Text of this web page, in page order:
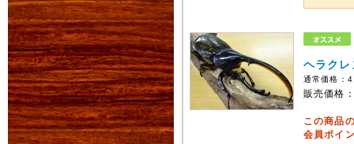
ヘラク
通常価格：
販売価格
この商品
会員ポイ